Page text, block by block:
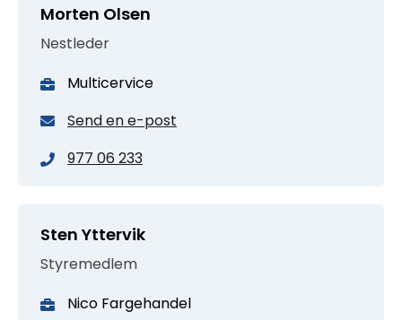
Morten Olsen
Nestleder
Multicervice
Send en e-post
977 06 233
Sten Yttervik
Styremedlem
Nico Fargehandel